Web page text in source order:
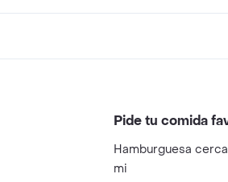
Pide tu comida
Hamburguesa
mi